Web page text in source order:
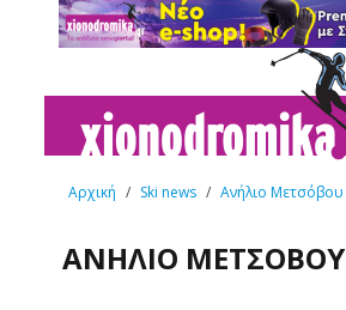
Αρχική / Ski news / Ανήλιο Μετσόβου
ΑΝΉΛΙΟ ΜΕΤΣΌΒΟΥ